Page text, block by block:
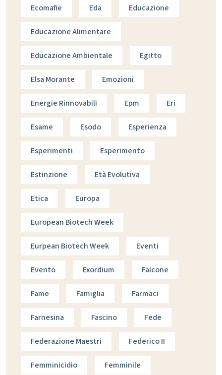
Ecomafie Eda Educazione
Educazione Alimentare
Educazione Ambientale Egitto
Elsa Morante Emozioni
Energie Rinnovabili Epm Eri
Esame Esodo Esperienza
Esperimenti Esperimento
Estinzione Età Evolutiva
Etica Europa
European Biotech Week
Eurpean Biotech Week Eventi
Evento Exordium Falcone
Fame Famiglia Farmaci
Farnesina Fascino Fede
Federazione Maestri Federico II
Femminicidio Femminile